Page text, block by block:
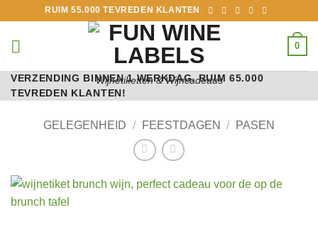
inhoud
RUIM 55.000 TEVREDEN KLANTEN
Wijnetiketten & Wijncadeaus
0
VERZENDING BINNEN 1 WERKDAG. RUIM 65.000
TEVREDEN KLANTEN!
GELEGENHEID / FEESTDAGEN / PASEN